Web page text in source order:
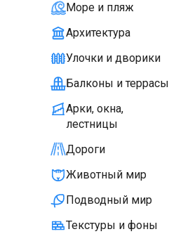
Море и пляж
Архитектура
Улочки и дворики
Балконы и террасы
Арки, окна,
лестницы
Дороги
Животный мир
Подводный мир
Текстуры и фоны